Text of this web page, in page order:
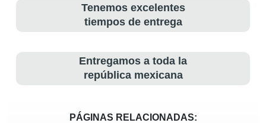
Tenemos excelentes
tiempos de entrega
Entregamos a toda la
república mexicana
PÁGINAS RELACIONADAS: